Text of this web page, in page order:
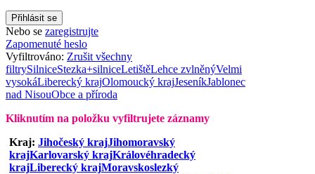
Nebo se zaregistrujte
Zapomenuté heslo
Vyfiltrováno: Zrušit všechny
filtrySilniceStezka+silniceLetištěLehce zvlněnýVelmi
vysokáLiberecký krajOlomoucký krajJeseníkJablonec
nad NisouObce a příroda
Kliknutím na položku vyfiltrujete záznamy
Kraj: Jihočeský krajJihomoravský
krajKarlovarský krajKrálovéhradecký
krajLiberecký krajMoravskoslezký